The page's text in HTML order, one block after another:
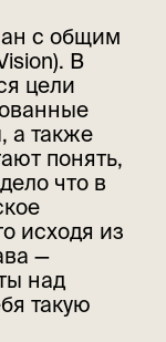
с общим
В
цели
а также
понять,
что в
исходя из
—
над
такую